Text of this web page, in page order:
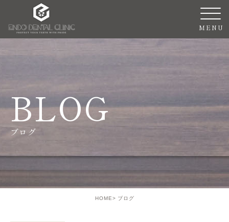
ブログ
HOME ブログ